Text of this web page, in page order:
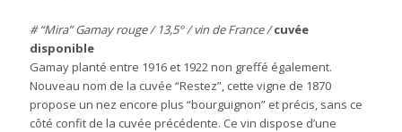
# “Mira” Gamay rouge / 13,5° / vin de France /cuvée
disponible
Gamay planté entre 1916 et 1922 non greffé également.
Nouveau nom de la cuvée “Restez”, cette vigne de 1870
propose un nez encore plus “bourguignon” et précis, sans ce
côté confit de la cuvée précédente. Ce vin dispose d’une